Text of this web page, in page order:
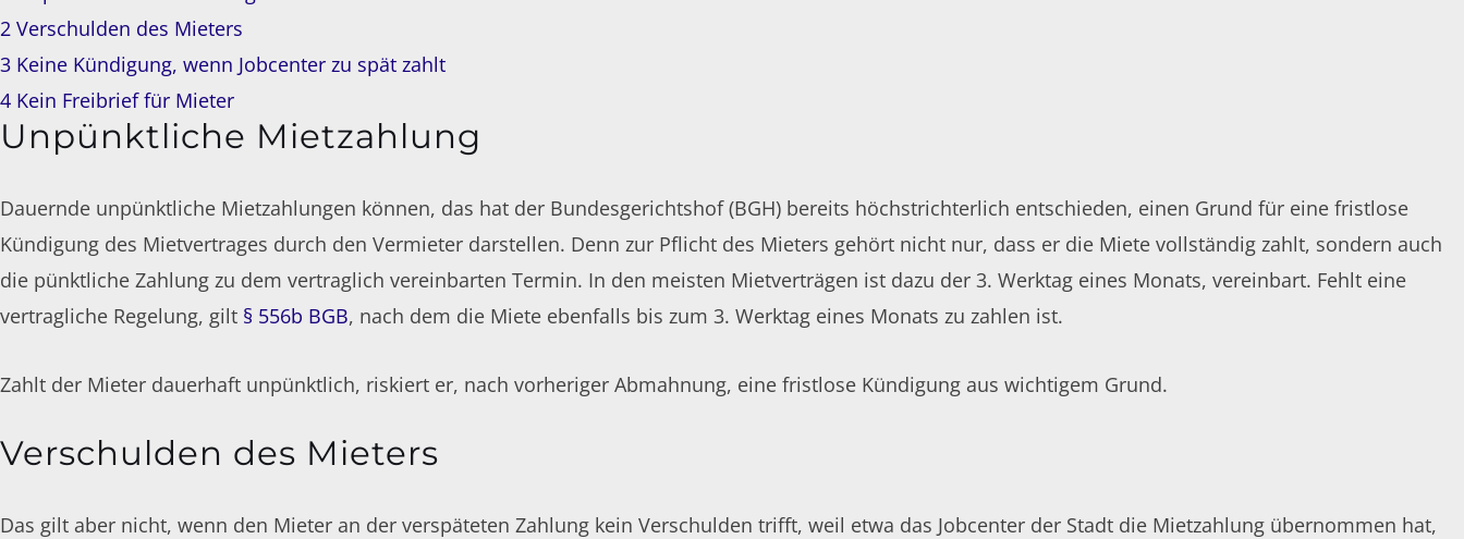
2 Verschulden des Mieters
3 Keine Kündigung, wenn Jobcenter zu spät zahlt
4 Kein Freibrief für Mieter
Unpünktliche Mietzahlung
Dauernde unpünktliche Mietzahlungen können, das hat der Bundesgerichtshof (BGH) bereits höchstrichterlich entschieden, einen Grund für eine fristlose
Kündigung des Mietvertrages durch den Vermieter darstellen. Denn zur Pflicht des Mieters gehört nicht nur, dass er die Miete vollständig zahlt, sondern auch
die pünktliche Zahlung zu dem vertraglich vereinbarten Termin. In den meisten Mietverträgen ist dazu der 3. Werktag eines Monats, vereinbart. Fehlt eine
vertragliche Regelung, gilt § 556b BGB, nach dem die Miete ebenfalls bis zum 3. Werktag eines Monats zu zahlen ist.
Zahlt der Mieter dauerhaft unpünktlich, riskiert er, nach vorheriger Abmahnung, eine fristlose Kündigung aus wichtigem Grund.
Verschulden des Mieters
Das gilt aber nicht, wenn den Mieter an der verspäteten Zahlung kein Verschulden trifft, weil etwa das Jobcenter der Stadt die Mietzahlung übernommen hat,